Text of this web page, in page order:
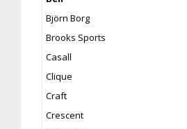
Björn Borg
Brooks Sports
Casall
Clique
Craft
Crescent